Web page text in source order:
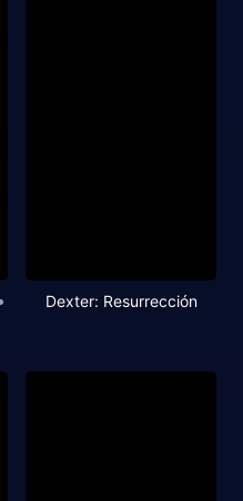
Dexter: Resurrección